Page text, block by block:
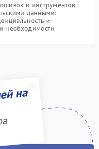
и инструментов,
данными:
и
необходимости
на